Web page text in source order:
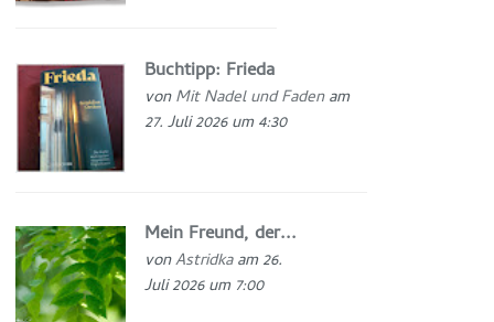
Buchtipp: Frieda
vonMit Nadel und Fadenam
27. Juli 2026 um 4:30
Mein Freund, der...
vonAstridkaam 26.
Juli 2026 um 7:00